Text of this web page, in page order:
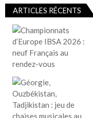
ARTICLES RÉCENTS